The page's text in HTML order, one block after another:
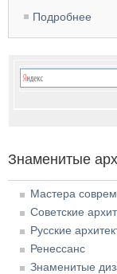
Подробнее
Знаменитые
Мастера
Советские
Русские
Ренессанс
Знаменитые